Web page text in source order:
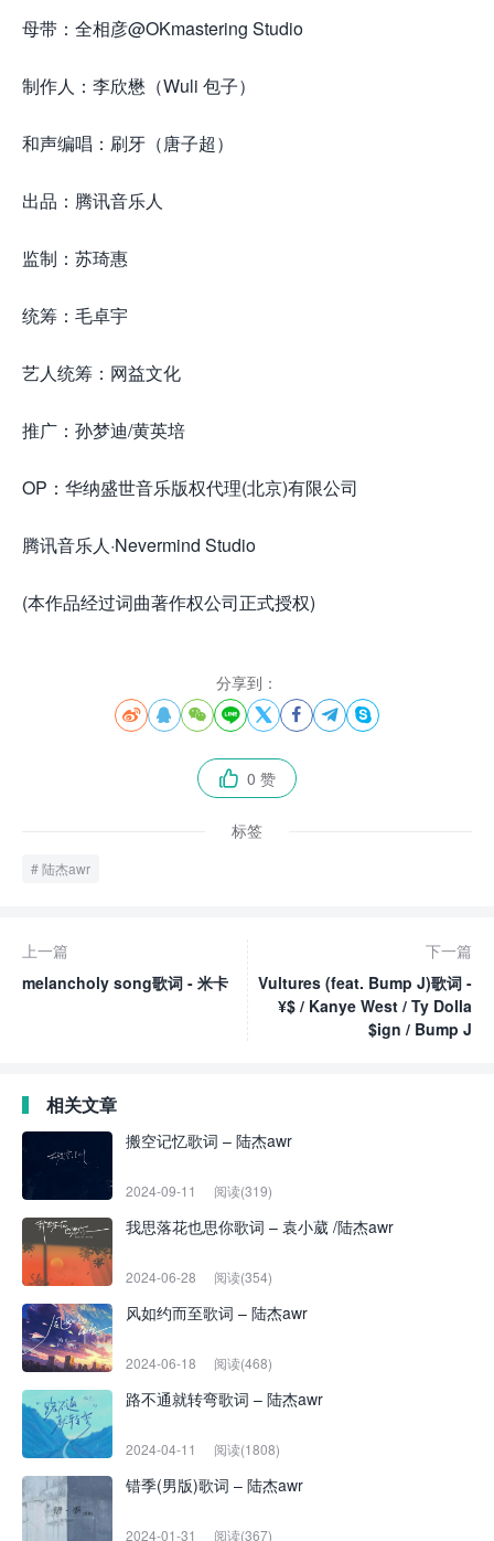
母带：全相彦@OKmastering Studio
制作人：李欣懋（Wuli 包子）
和声编唱：刷牙（唐子超）
出品：腾讯音乐人
监制：苏琦惠
统筹：毛卓宇
艺人统筹：网益文化
推广：孙梦迪/黄英培
OP：华纳盛世音乐版权代理(北京)有限公司
腾讯音乐人·Nevermind Studio
(本作品经过词曲著作权公司正式授权)
分享到：
       
 0 赞
标签
陆杰awr
上一篇
melancholy song歌词 - 米卡
下一篇
Vultures (feat. Bump J)歌词 -
¥$ / Kanye West / Ty Dolla
$ign / Bump J
相关文章
搬空记忆歌词 – 陆杰awr
2024-09-11 阅读(319)
我思落花也思你歌词 – 袁小葳 /陆杰awr
2024-06-28 阅读(354)
风如约而至歌词 – 陆杰awr
2024-06-18 阅读(468)
路不通就转弯歌词 – 陆杰awr
2024-04-11 阅读(1808)
错季(男版)歌词 – 陆杰awr
2024-01-31 阅读(367)